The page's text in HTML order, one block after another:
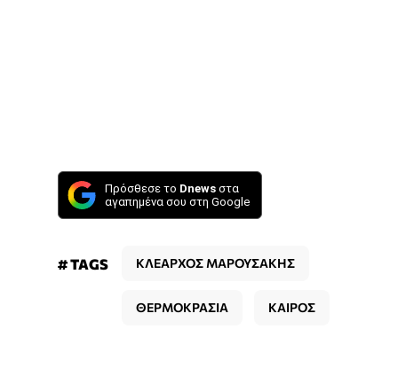
Πρόσθεσε το Dnews στα
αγαπημένα σου στη Google
# TAGS ΚΛΕΑΡΧΟΣ ΜΑΡΟΥΣΑΚΗΣ
ΘΕΡΜΟΚΡΑΣΙΑ ΚΑΙΡΟΣ